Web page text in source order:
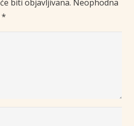
biti objavljivana. Neophodna
*